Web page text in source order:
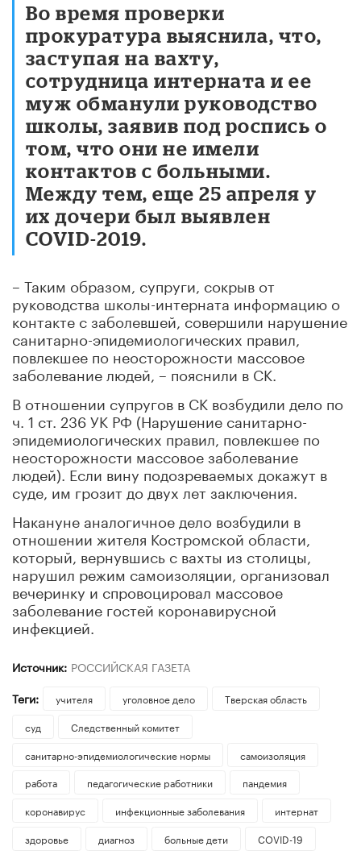
Во время проверки
прокуратура выяснила, что,
заступая на вахту,
сотрудница интерната и ее
муж обманули руководство
школы, заявив под роспись о
том, что они не имели
контактов с больными.
Между тем, еще 25 апреля у
их дочери был выявлен
COVID-2019.
– Таким образом, супруги, сокрыв от
руководства школы-интерната информацию о
контакте с заболевшей, совершили нарушение
санитарно-эпидемиологических правил,
повлекшее по неосторожности массовое
заболевание людей, – пояснили в СК.
В отношении супругов в СК возбудили дело по
ч. 1 ст. 236 УК РФ (Нарушение санитарно-
эпидемиологических правил, повлекшее по
неосторожности массовое заболевание
людей). Если вину подозреваемых докажут в
суде, им грозит до двух лет заключения.
Накануне аналогичное дело возбудили в
отношении жителя Костромской области,
который, вернувшись с вахты из столицы,
нарушил режим самоизоляции, организовал
вечеринку и спровоцировал массовое
заболевание гостей коронавирусной
инфекцией.
Источник: РОССИЙСКАЯ ГАЗЕТА
Теги:
учителя уголовное дело
Тверская область
суд
Следственный комитет
санитарно-эпидемиологические нормы
самоизоляция
работа
педагогические работники
пандемия
коронавирус
инфекционные заболевания
интернат
здоровье
диагноз больные дети COVID-19